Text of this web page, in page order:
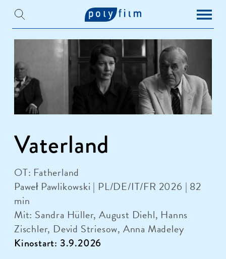
Vaterland
OT: Fatherland
Paweł Pawlikowski | PL/DE/IT/FR 2026 | 82
min
Mit: Sandra Hüller, August Diehl, Hanns
Zischler, Devid Striesow, Anna Madeley
Kinostart: 3.9.2026